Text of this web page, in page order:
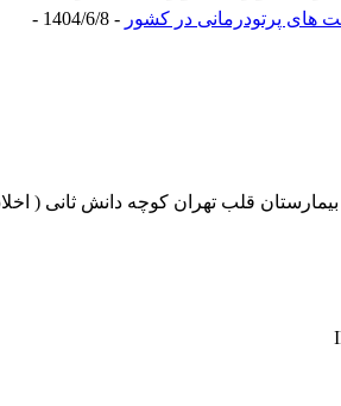
پرتودرمانی در کشور - 1404/6/8 -
قلب تهران کوچه دانش ثانی ( اخلاق) -